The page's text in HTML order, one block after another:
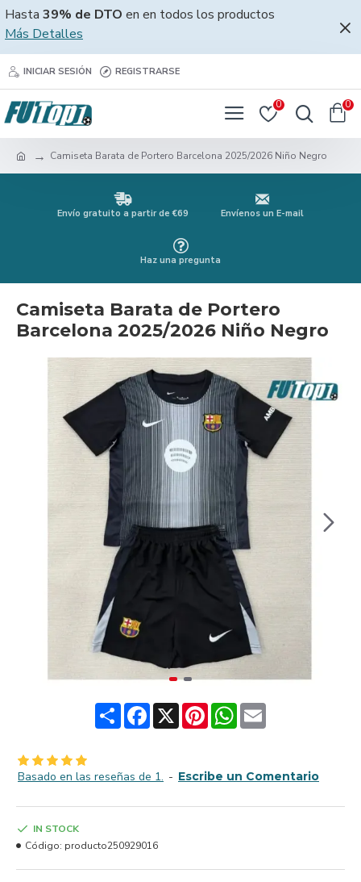
Hasta 39% de DTO en en todos los productos
Más Detalles
INICIAR SESIÓN REGISTRARSE
0 0
Camiseta Barata de Portero Barcelona 2025/2026 Niño Negro
Envío gratuito a partir de €69 Envíenos un E-mail
Haz una pregunta
Camiseta Barata de Portero
Barcelona 2025/2026 Niño Negro
ShareFacebook
X PinterestWhatsApp
Email
Basado en las reseñas de 1. - Escribe un Comentario
IN STOCK
Código: producto250929016